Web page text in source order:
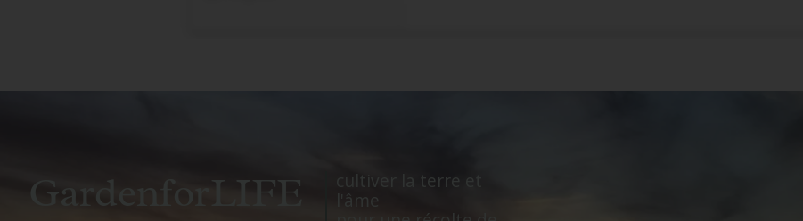
GardenforLIFE
cultiver la terre et
l'âme